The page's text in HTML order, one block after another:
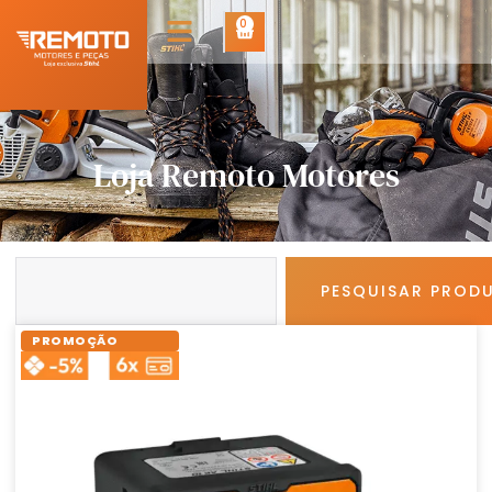
0
Loja Remoto Motores
PESQUISAR
PROMOÇÃO